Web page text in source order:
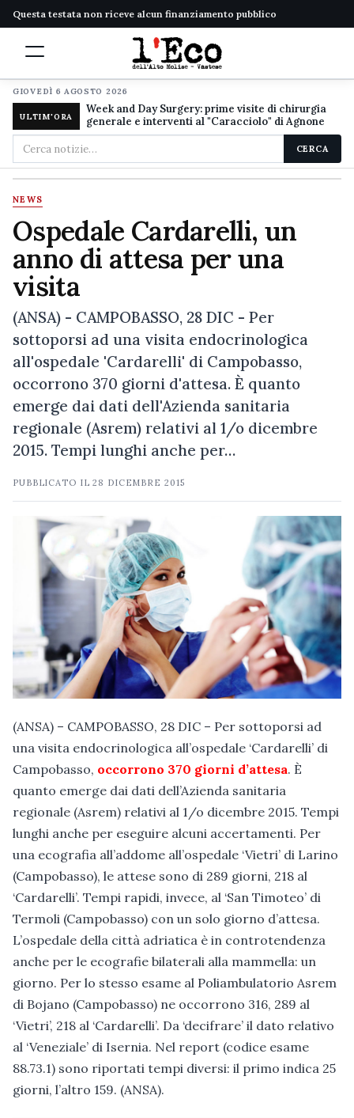
Questa testata non riceve alcun finanziamento pubblico
GIOVEDÌ 6 AGOSTO 2026
ULTIM'ORA
Week and Day Surgery: prime visite di chirurgia
generale e interventi al "Caracciolo" di Agnone
Cerca
nel
sito
CERCA
NEWS
Ospedale Cardarelli, un
anno di attesa per una
visita
(ANSA) - CAMPOBASSO, 28 DIC - Per
sottoporsi ad una visita endocrinologica
all'ospedale 'Cardarelli' di Campobasso,
occorrono 370 giorni d'attesa. È quanto
emerge dai dati dell'Azienda sanitaria
regionale (Asrem) relativi al 1/o dicembre
2015. Tempi lunghi anche per…
PUBBLICATO IL28 DICEMBRE 2015
(ANSA) – CAMPOBASSO, 28 DIC – Per sottoporsi ad
una visita endocrinologica all’ospedale ‘Cardarelli’ di
Campobasso, occorrono 370 giorni d’attesa. È
quanto emerge dai dati dell’Azienda sanitaria
regionale (Asrem) relativi al 1/o dicembre 2015. Tempi
lunghi anche per eseguire alcuni accertamenti. Per
una ecografia all’addome all’ospedale ‘Vietri’ di Larino
(Campobasso), le attese sono di 289 giorni, 218 al
‘Cardarelli’. Tempi rapidi, invece, al ‘San Timoteo’ di
Termoli (Campobasso) con un solo giorno d’attesa.
L’ospedale della città adriatica è in controtendenza
anche per le ecografie bilaterali alla mammella: un
giorno. Per lo stesso esame al Poliambulatorio Asrem
di Bojano (Campobasso) ne occorrono 316, 289 al
‘Vietri’, 218 al ‘Cardarelli’. Da ‘decifrare’ il dato relativo
al ‘Veneziale’ di Isernia. Nel report (codice esame
88.73.1) sono riportati tempi diversi: il primo indica 25
giorni, l’altro 159. (ANSA).